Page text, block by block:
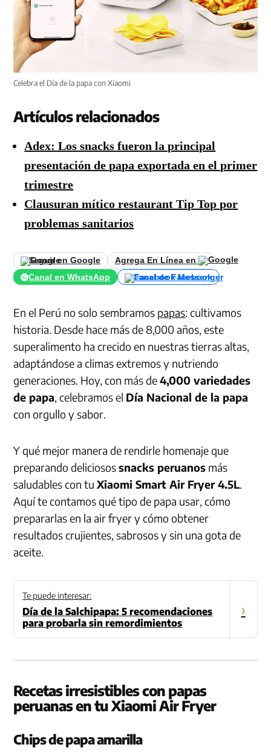
Celebra el Día de la papa con Xiaomi
Artículos relacionados
Adex: Los snacks fueron la principal
presentación de papa exportada en el primer
trimestre
Clausuran mítico restaurant Tip Top por
problemas sanitarios
Seguir en Google
Agrega En Línea en
Canal en WhatsApp
Canal de Facebook
En el Perú no solo sembramos papas: cultivamos
historia. Desde hace más de 8,000 años, este
superalimento ha crecido en nuestras tierras altas,
adaptándose a climas extremos y nutriendo
generaciones. Hoy, con más de4,000 variedades
de papa, celebramos el Día Nacional de la papa
con orgullo y sabor.
Y qué mejor manera de rendirle homenaje que
preparando deliciosossnacks peruanos más
saludables con tuXiaomi Smart Air Fryer 4.5L.
Aquí te contamos qué tipo de papa usar, cómo
prepararlas en la air fryer y cómo obtener
resultados crujientes, sabrosos y sin una gota de
aceite.
Te puede interesar:
Día de la Salchipapa: 5 recomendaciones
para probarla sin remordimientos
›
Recetas irresistibles con papas
peruanas en tu Xiaomi Air Fryer
Chips de papa amarilla